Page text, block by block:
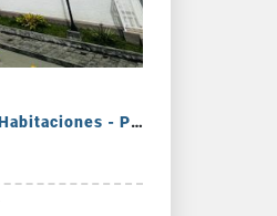
Se Arrienda Apartamento de 3 Habitaciones - Puerto Espejo